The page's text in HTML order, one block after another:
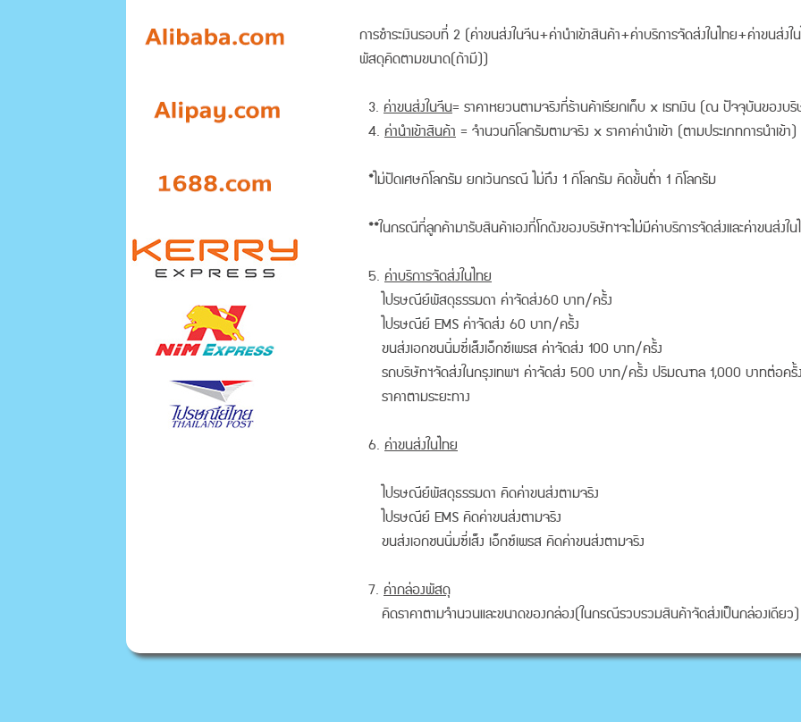
การชำระเงินรอบที่ 2 (ค่าขนส่งในจีน+ค่านำเข้าสินค้า+ค่าบริการจัดส่งในไทย+ค่าขนส่ง
พัสดุคิดตามขนาด(ถ้ามี))
3. ค่าขนส่งในจีน= ราคาหยวนตามจริงที่ร้านค้าเรียกเก็บ x เรทเงิน (ณ ปัจจุบันของบ
4. ค่านำเข้าสินค้า= จำนวนกิโลกรัมตามจริง x ราคาค่านำเข้า (ตามประเภทการนำเข้า)
*ไม่ปัดเศษกิโลกรัม ยกเว้นกรณี ไม่ถึง 1 กิโลกรัม คิดขั้นต่ำ 1 กิโลกรัม
**ในกรณีที่ลูกค้ามารับสินค้าเองที่โกดังของบริษัทฯจะไม่มีค่าบริการจัดส่งและค่าขนส่งใ
5. ค่าบริการจัดส่งในไทย
ไปรษณีย์พัสดุธรรมดา ค่าจัดส่ง60 บาท/ครั้ง
ไปรษณีย์ EMS ค่าจัดส่ง 60 บาท/ครั้ง
ขนส่งเอกชนนิ่มซี่เส็งเอ็กซ์เพรส ค่าจัดส่ง 100 บาท/ครั้ง
รถบริษัทฯจัดส่งในกรุงเทพฯ ค่าจัดส่ง 500 บาท/ครั้ง ปริมณฑล 1,000 บาทต่อครั้
ราคาตามระยะทาง
6. ค่าขนส่งในไทย
ไปรษณีย์พัสดุธรรมดา คิดค่าขนส่งตามจริง
ไปรษณีย์ EMS คิดค่าขนส่งตามจริง
ขนส่งเอกชนนิ่มซี่เส็ง เอ็กซ์เพรส คิดค่าขนส่งตามจริง
7. ค่ากล่องพัสดุ
คิดราคาตามจำนวนและขนาดของกล่อง(ในกรณีรวบรวมสินค้าจัดส่งเป็นกล่องเดียว)